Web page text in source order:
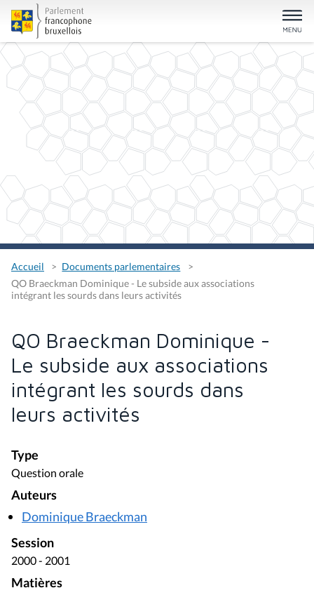
Accueil
Documents parlementaires
QO Braeckman Dominique - Le subside aux associations
intégrant les sourds dans leurs activités
QO Braeckman Dominique -
Le subside aux associations
intégrant les sourds dans
leurs activités
Type
Question orale
Auteurs
Dominique Braeckman
Session
2000 - 2001
Matières